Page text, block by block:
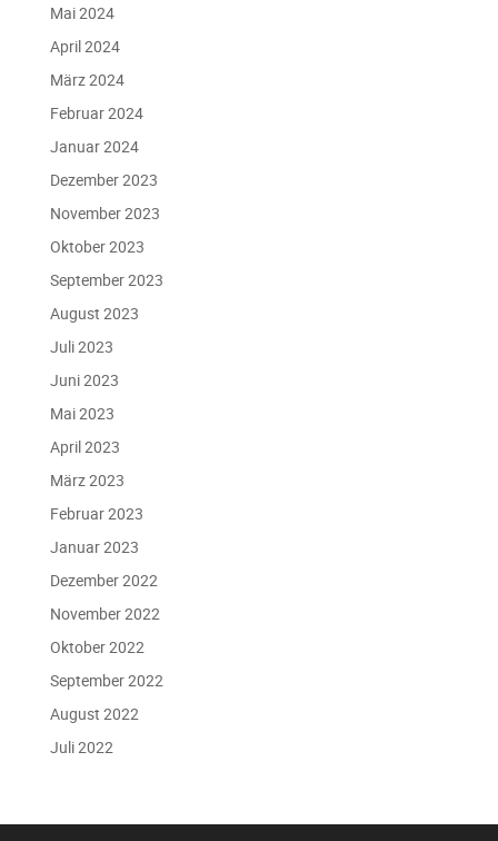
Mai 2024
April 2024
März 2024
Februar 2024
Januar 2024
Dezember 2023
November 2023
Oktober 2023
September 2023
August 2023
Juli 2023
Juni 2023
Mai 2023
April 2023
März 2023
Februar 2023
Januar 2023
Dezember 2022
November 2022
Oktober 2022
September 2022
August 2022
Juli 2022